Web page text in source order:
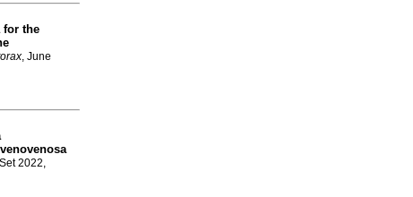
for the
, June
2022,